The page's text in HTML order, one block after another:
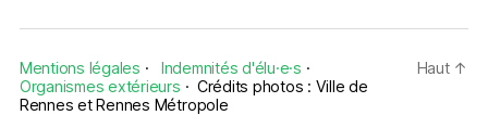
Mentions légales · Indemnités d'élu·e·s ·
Organismes extérieurs · Crédits photos : Ville de
Rennes et Rennes Métropole
Haut ↑